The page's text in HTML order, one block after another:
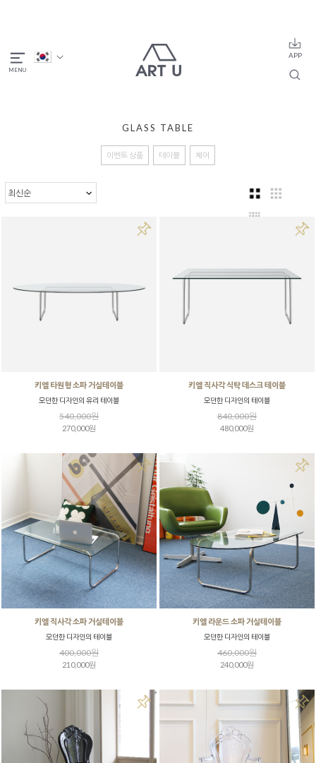
GLASS TABLE
이벤트 상품 테이블 체어
키엘 타원형 소파 거실테이블
모던한 디자인의 유리 테이블
540,000원
270,000원
키엘 직사각 식탁 데스크 테이블
모던한 디자인의 테이블
840,000원
480,000원
키엘 직사각 소파 거실테이블
모던한 디자인의 테이블
400,000원
210,000원
키엘 라운드 소파 거실테이블
모던한 디자인의 테이블
460,000원
240,000원